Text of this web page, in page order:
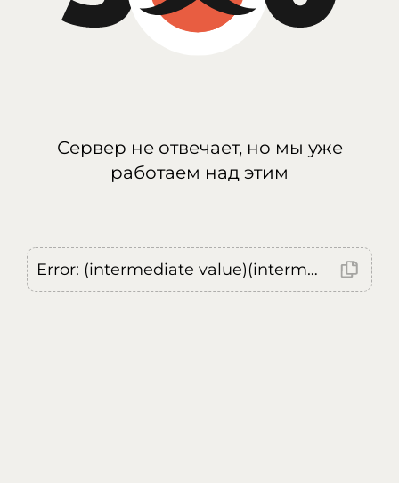
Сервер не отвечает, но мы уже
работаем над этим
Error: (intermediate value)(intermediate value)(intermediate value).replaceAll is not a function